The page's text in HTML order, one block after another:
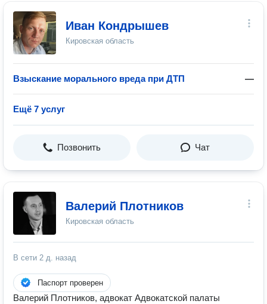
Иван Кондрышев
Кировская область
Взыскание морального вреда при ДТП —
Ещё 7 услуг
Позвонить Чат
Валерий Плотников
Кировская область
В сети 2 д. назад
Паспорт проверен
Валерий Плотников, адвокат Адвокатской палаты